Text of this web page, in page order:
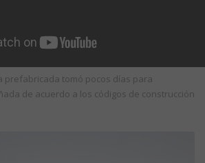
prefabricada tomó pocos días para
de acuerdo a los códigos de construcción